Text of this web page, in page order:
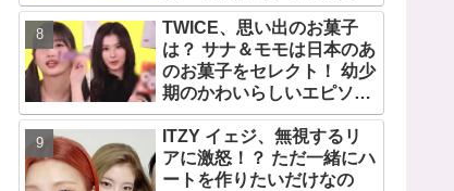
みたい！ ショケ、お見送り
会、握手会・・・リリース
イベントあれこれを紹介
TWICE、思い出のお菓子
は？ サナ＆モモは日本のあ
のお菓子をセレクト！ 幼少
期のかわいらしいエピソー
ドも公開
ITZY イェジ、無視するリ
アに激怒！？ ただ一緒にハ
ートを作りたいだけなの